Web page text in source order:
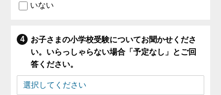
いない
お子さまの小学校受験についてお聞かせくださ
い。いらっしゃらない場合「予定なし」とご回
答ください。